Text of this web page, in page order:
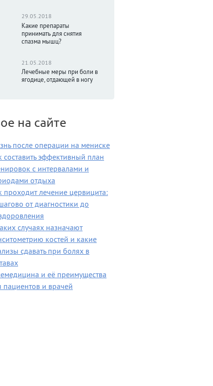
29.05.2018
Какие препараты
принимать для снятия
спазма мышц?
21.05.2018
Лечебные меры при боли в
ягодице, отдающей в ногу
на сайте
после операции на мениске
составить эффективный план
с интервалами и
отдыха
проходит лечение цервицита:
от диагностики до
случаях назначают
костей и какие
сдавать при болях в
и её преимущества
пациентов и врачей